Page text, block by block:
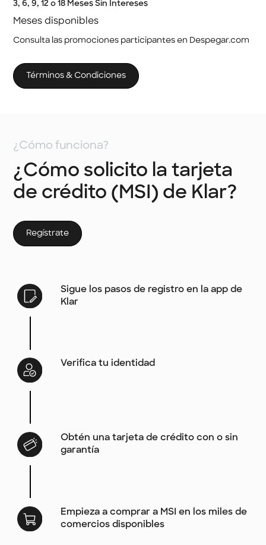
3, 6, 9, 12 o 18 Meses Sin Intereses
Meses disponibles
Consulta las promociones participantes en Despegar.com
Términos & Condiciones
¿Cómo funciona?
¿Cómo solicito la tarjeta
de crédito (MSI) de Klar?
Regístrate
Sigue los pasos de registro en la app de
Klar
Verifica tu identidad
Obtén una tarjeta de crédito con o sin
garantía
Empieza a comprar a MSI en los miles de
comercios disponibles